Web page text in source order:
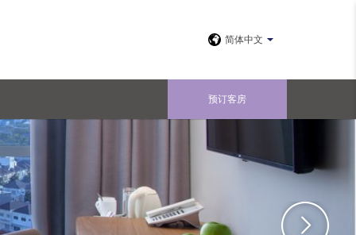
简体中文
预订客房